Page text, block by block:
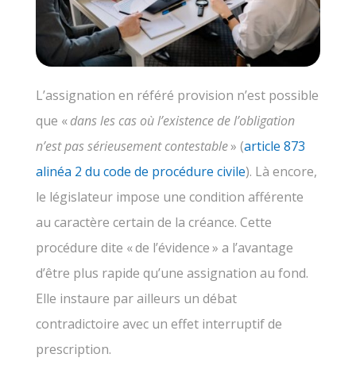
L’assignation en référé provision n’est possible
que «dans les cas où l’existence de l’obligation
n’est pas sérieusement contestable» (article 873
alinéa 2 du code de procédure civile). Là encore,
le législateur impose une condition afférente
au caractère certain de la créance. Cette
procédure dite « de l’évidence » a l’avantage
d’être plus rapide qu’une assignation au fond.
Elle instaure par ailleurs un débat
contradictoire avec un effet interruptif de
prescription.